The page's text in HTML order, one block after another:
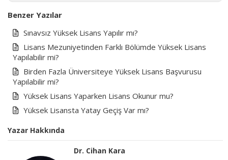
Benzer Yazılar
Sınavsız Yüksek Lisans Yapılır mı?
Lisans Mezuniyetinden Farklı Bölümde Yüksek Lisans
Yapılabilir mi?
Birden Fazla Üniversiteye Yüksek Lisans Başvurusu
Yapılabilir mi?
Yüksek Lisans Yaparken Lisans Okunur mu?
Yüksek Lisansta Yatay Geçiş Var mı?
Yazar Hakkında
Dr. Cihan Kara